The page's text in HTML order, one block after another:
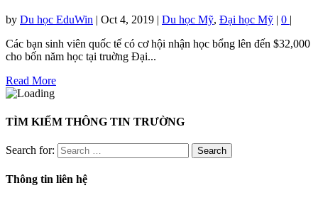
by Du học EduWin Oct 4, 2019 Du học Mỹ, Đại học Mỹ 0
Các bạn sinh viên quốc tế có cơ hội nhận học bổng lên đến $32,000
cho bốn năm học tại truờng Đại...
Read More
TÌM KIẾM THÔNG TIN TRƯỜNG
Search for:
Thông tin liên hệ